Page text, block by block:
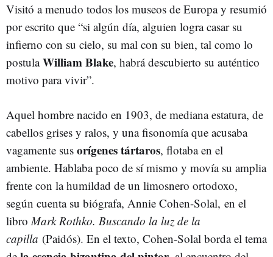
Visitó a menudo todos los museos de Europa y resumió
por escrito que “si algún día, alguien logra casar su
infierno con su cielo, su mal con su bien, tal como lo
postulaWilliam Blake, habrá descubierto su auténtico
motivo para vivir”.
Aquel hombre nacido en 1903, de mediana estatura, de
cabellos grises y ralos, y una fisonomía que acusaba
vagamente sus orígenes tártaros, flotaba en el
ambiente. Hablaba poco de sí mismo y movía su amplia
frente con la humildad de un limosnero ortodoxo,
según cuenta su biógrafa, Annie Cohen-Solal, en el
libroMark Rothko. Buscando la luz de la
capilla (Paidós). En el texto, Cohen-Solal borda el tema